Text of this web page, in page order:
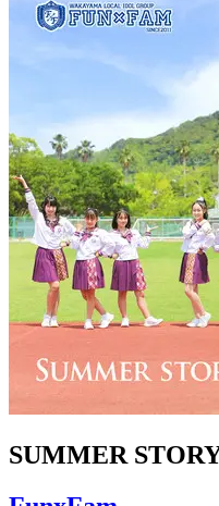
SUMMER